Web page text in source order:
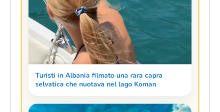
Turisti in Albania filmato una rara capra
selvatica che nuotava nel lago Koman